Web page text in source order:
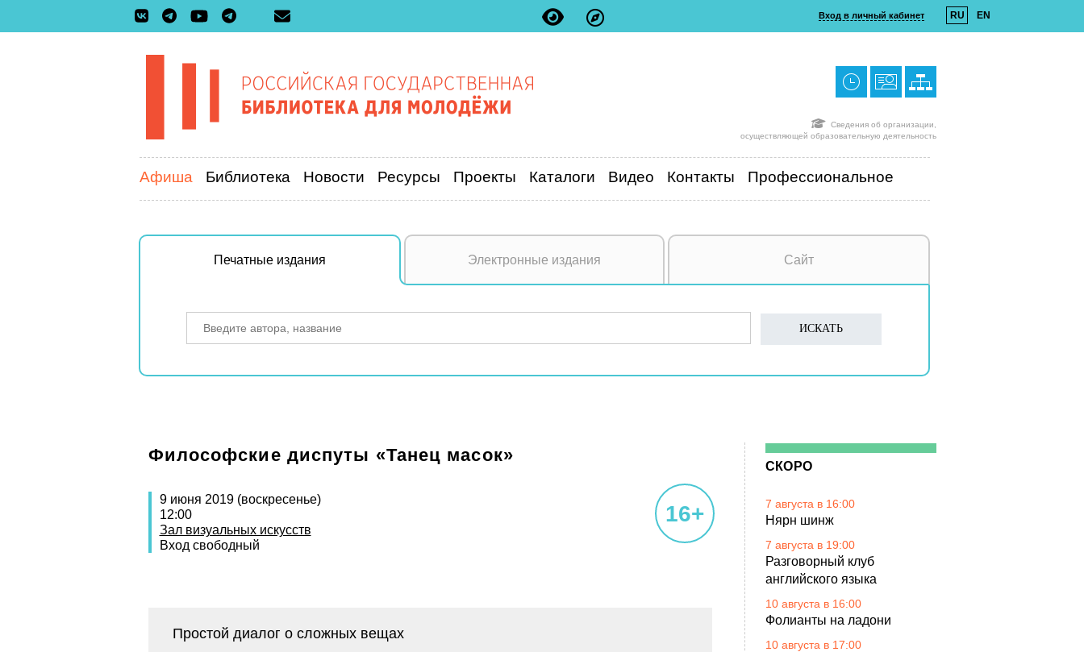
Вход в личный кабинет RU EN
Сведения об организации,
осуществляющей образовательную деятельность
Афиша Библиотека Новости Ресурсы Проекты Каталоги Видео Контакты Профессиональное
Печатные издания Электронные издания Сайт
Философские диспуты «Танец масок»
16+
9 июня 2019 (воскресенье)
12:00
Зал визуальных искусств
Вход свободный
Простой диалог о сложных вещах
СКОРО
7 августа в 16:00
Нярн шинж
7 августа в 19:00
Разговорный клуб
английского языка
10 августа в 16:00
Фолианты на ладони
10 августа в 17:00